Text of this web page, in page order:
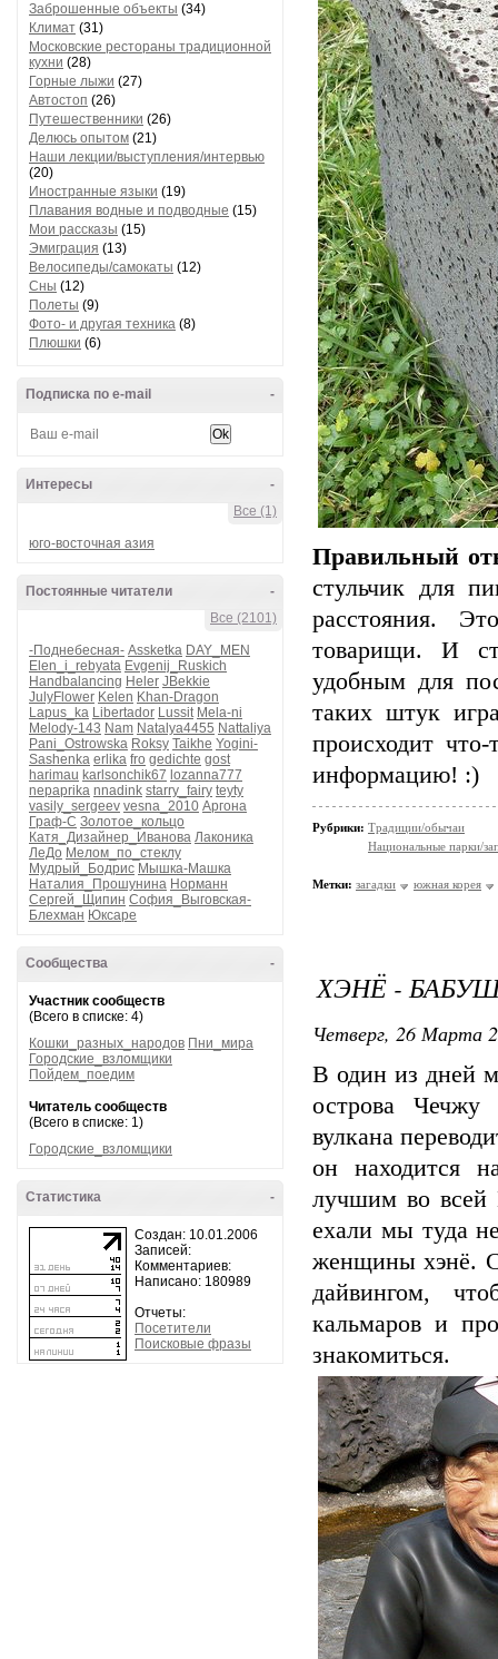
Заброшенные объекты (34)
Климат (31)
Московские рестораны традиционной
кухни (28)
Горные лыжи (27)
Автостоп (26)
Путешественники (26)
Делюсь опытом (21)
Наши лекции/выступления/интервью
(20)
Иностранные языки (19)
Плавания водные и подводные (15)
Мои рассказы (15)
Эмиграция (13)
Велосипеды/самокаты (12)
Сны (12)
Полеты (9)
Фото- и другая техника (8)
Плюшки (6)
-
Подписка по e-mail
-
Интересы
Все (1)
юго-восточная азия
-
Постоянные читатели
Все (2101)
-Поднебесная- Assketka DAY_MEN
Elen_i_rebyata Evgenij_Ruskich
Handbalancing Heler JBekkie
JulyFlower Kelen Khan-Dragon
Lapus_ka Libertador Lussit Mela-ni
Melody-143 Nam Natalya4455 Nattaliya
Pani_Ostrowska Roksy Taikhe Yogini-
Sashenka erlika fro gedichte gost
harimau karlsonchik67 lozanna777
nepaprika nnadink starry_fairy teyty
vasily_sergeev vesna_2010 Аргона
Граф-С Золотое_кольцо
Катя_Дизайнер_Иванова Лаконика
ЛеДо Мелом_по_стеклу
Мудрый_Бодрис Мышка-Машка
Наталия_Прошунина Норманн
Сергей_Щипин София_Выговская-
Блехман Юксаре
-
Сообщества
Участник сообществ
(Всего в списке: 4)
Кошки_разных_народов Пни_мира
Городские_взломщики
Пойдем_поедим
Читатель сообществ
(Всего в списке: 1)
Городские_взломщики
-
Статистика
Создан: 10.01.2006
Записей:
Комментариев:
Написано: 180989
Отчеты:
Посетители
Поисковые фразы
Правильный
стульчик для
расстояния.
товарищи. И
удобным для
таких штук
происходит
информацию! :)
Рубрики: Традиции/обычаи
Национальные парки/
Метки: загадки южная корея
ХЭНЁ -
Четверг, 26 Марта
В один из дней
острова Чечжу
вулкана
он находится
лучшим во всей
ехали мы туда
женщины хэнё.
дайвингом,
кальмаров и
знакомиться.